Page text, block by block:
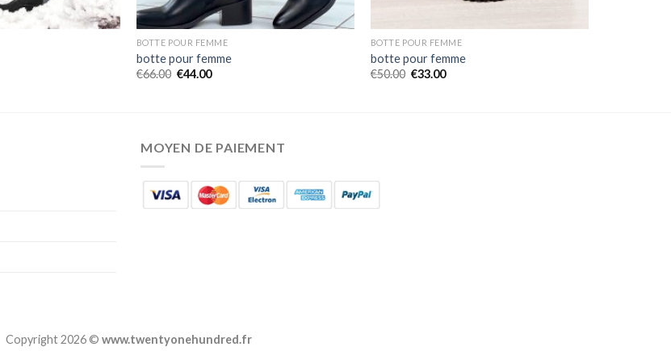
BOTTE POUR FEMME
botte pour femme
€66.00 €44.00
BOTTE POUR FEMME
botte pour femme
€50.00 €33.00
MOYEN DE PAIEMENT
Copyright 2026 © www.twentyonehundred.fr